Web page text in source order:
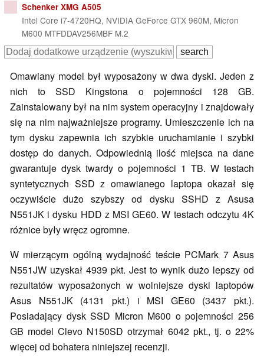
Schenker XMG A505
Intel Core i7-4720HQ, NVIDIA GeForce GTX 960M, Micron
M600 MTFDDAV256MBF M.2
Omawiany model był wyposażony w dwa dyski. Jeden z
nich to SSD Kingstona o pojemności 128 GB.
Zainstalowany był na nim system operacyjny i znajdowały
się na nim najważniejsze programy. Umieszczenie ich na
tym dysku zapewnia ich szybkie uruchamianie i szybki
dostęp do danych. Odpowiednią ilość miejsca na dane
gwarantuje dysk twardy o pojemności 1 TB. W testach
syntetycznych SSD z omawianego laptopa okazał się
oczywiście dużo szybszy od dysku SSHD z Asusa
N551JK i dysku HDD z MSI GE60. W testach odczytu 4K
różnice były wręcz ogromne.
W mierzącym ogólną wydajność teście PCMark 7 Asus
N551JW uzyskał 4939 pkt. Jest to wynik dużo lepszy od
rezultatów wyposażonych w wolniejsze dyski laptopów
Asus N551JK (4131 pkt.) i MSI GE60 (3437 pkt.).
Posiadający dysk SSD Micron M600 o pojemności 256
GB model Clevo N150SD otrzymał 6042 pkt., tj. o 22%
więcej od bohatera niniejszej recenzji.